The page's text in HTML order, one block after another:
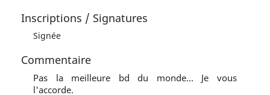
Inscriptions / Signatures
Signée
Commentaire
Pas la meilleure bd du monde... Je vous
l'accorde.